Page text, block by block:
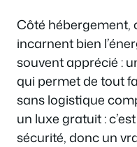
Côté hébergement,
incarnent bien
souvent apprécié :
qui permet de tout
sans logistique
un luxe gratuit :
sécurité, donc un